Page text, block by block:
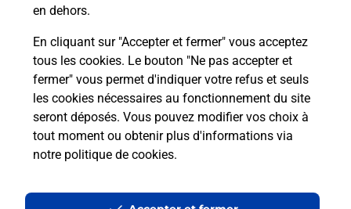
en dehors.
En cliquant sur "Accepter et fermer" vous acceptez
tous les cookies. Le bouton "Ne pas accepter et
fermer" vous permet d'indiquer votre refus et seuls
les cookies nécessaires au fonctionnement du site
seront déposés. Vous pouvez modifier vos choix à
tout moment ou obtenir plus d'informations via
notre politique de cookies.
Itinéraire
Localiser Liste Boîtes aux lettres
Haute-Marne
Brainville Sur Meuse